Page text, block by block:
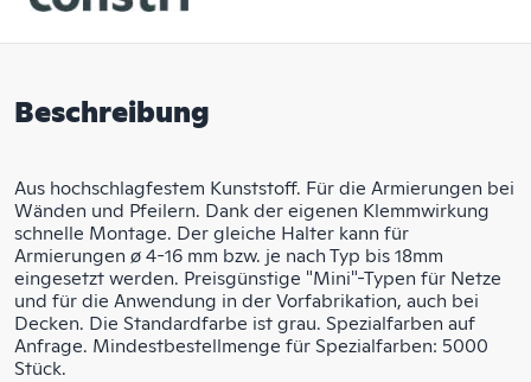
Beschreibung
Aus hochschlagfestem Kunststoff. Für die Armierungen bei
Wänden und Pfeilern. Dank der eigenen Klemmwirkung
schnelle Montage. Der gleiche Halter kann für
Armierungen ø 4-16 mm bzw. je nach Typ bis 18mm
eingesetzt werden. Preisgünstige "Mini"-Typen für Netze
und für die Anwendung in der Vorfabrikation, auch bei
Decken. Die Standardfarbe ist grau. Spezialfarben auf
Anfrage. Mindestbestellmenge für Spezialfarben: 5000
Stück.